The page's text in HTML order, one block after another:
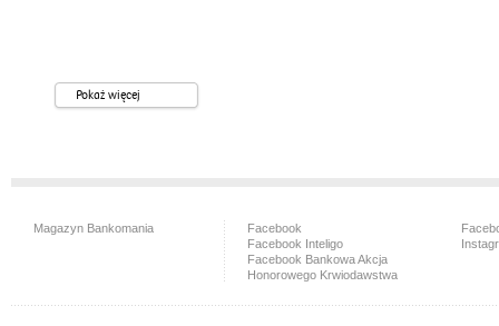
Pokaż więcej
Magazyn Bankomania
Facebook
Facebook Inteligo
Facebook Bankowa Akcja
Honorowego Krwiodawstwa